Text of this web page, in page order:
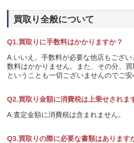
買取り全般について
Q1.買取りに手数料はかかりますか？
A.いいえ。手数料が必要な他店もござ
数料はかかりません。また、その分、
ということも一切ございませんのでご安
Q2.買取り金額に消費税は上乗せされま
A.査定金額に消費税は含まれません。
Q3.買取りの際に必要な書類はあります